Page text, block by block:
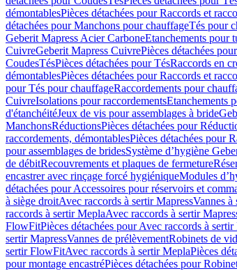
démontablesPièces détachées pour Raccords et
détachées pour Manchons pour chauffageTés pour
Geberit Mapress Acier CarboneEtanchements pour
CuivreGeberit Mapress CuivrePièces détachées
CoudesTésPièces détachées pour TésRaccords en
démontablesPièces détachées pour Raccords et
pour Tés pour chauffageRaccordements pour
CuivreIsolations pour raccordementsEtanchements
d'étanchéitéJeux de vis pour assemblages à bride
ManchonsRéductionsPièces détachées pour
raccordements, démontablesPièces détachées pour
pour assemblages de bridesSystème d’hygiène
de débitRecouvrements et plaques de fermeture
encastrer avec rinçage forcé hygiéniqueModules
détachées pour Accessoires pour réservoirs et
à siège droitAvec raccords à sertir MapressVannes à
raccords à sertir MeplaAvec raccords à sertir
FlowFitPièces détachées pour Avec raccords à
sertir MapressVannes de prélèvementRobinets de
sertir FlowFitAvec raccords à sertir MeplaPièces
pour montage encastréPièces détachées pour